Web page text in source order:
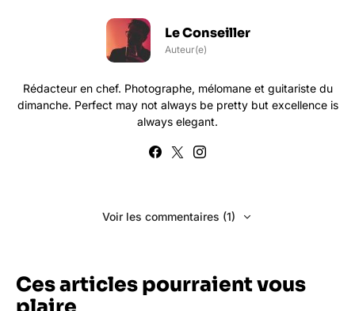
Le Conseiller
Auteur(e)
Rédacteur en chef. Photographe, mélomane et guitariste du
dimanche. Perfect may not always be pretty but excellence is
always elegant.
Voir les commentaires (1)
Ces articles pourraient vous